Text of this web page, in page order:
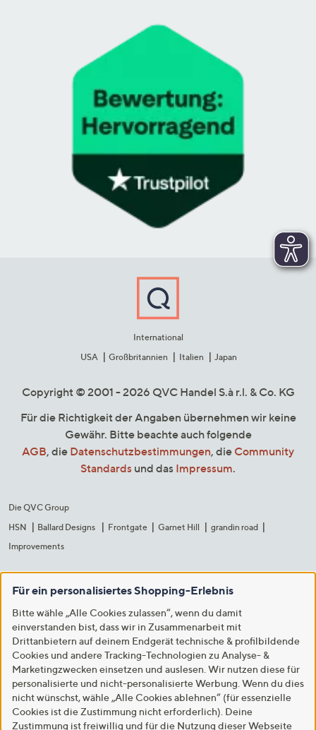
International
USA
Großbritannien Italien Japan
Copyright © 2001 - 2026 QVC Handel S.à r.l. & Co. KG
Für die Richtigkeit der Angaben übernehmen wir keine
Gewähr. Bitte beachte auch folgende
AGB, die Datenschutzbestimmungen, die Community
Standards und das Impressum.
Die QVC Group
HSN
Ballard Designs Frontgate Garnet Hill
grandin road
Improvements
Für ein personalisiertes Shopping-Erlebnis
Bitte wähle „Alle Cookies zulassen“, wenn du damit
einverstanden bist, dass wir in Zusammenarbeit mit
Drittanbietern auf deinem Endgerät technische & profilbildende
Cookies und andere Tracking-Technologien zu Analyse- &
Marketingzwecken einsetzen und auslesen. Wir nutzen diese für
personalisierte und nicht-personalisierte Werbung. Wenn du dies
nicht wünschst, wähle „Alle Cookies ablehnen“ (für essenzielle
Cookies ist die Zustimmung nicht erforderlich). Deine
Zustimmung ist freiwillig und für die Nutzung dieser Webseite